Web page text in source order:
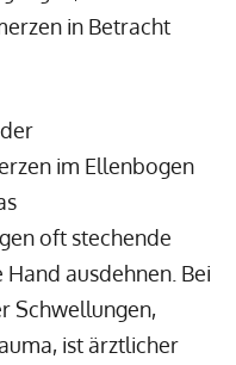
in Betracht
im Ellenbogen
oft stechende
ausdehnen. Bei
Schwellungen,
ist ärztlicher